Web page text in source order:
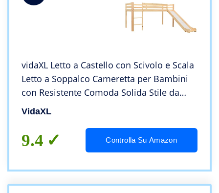
vidaXL Letto a Castello con Scivolo e Scala
Letto a Soppalco Cameretta per Bambini
con Resistente Comoda Solida Stile da
Favola in Pino 97x208cm
VidaXL
9.4 Controlla Su Amazon